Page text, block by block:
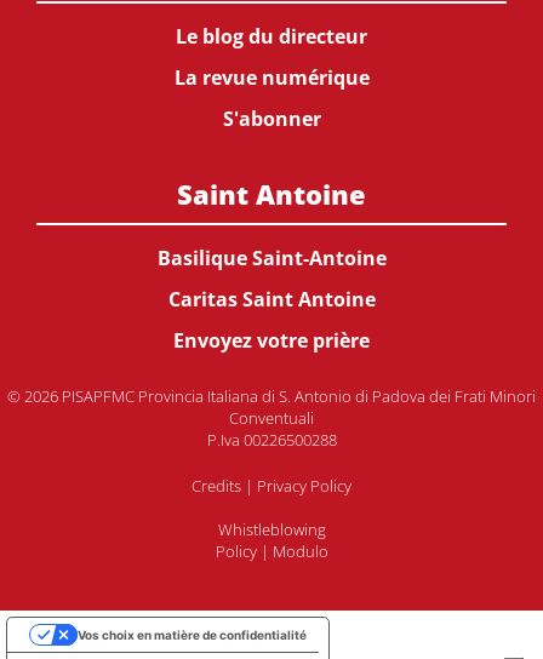
Le blog du directeur
La revue numérique
S'abonner
Saint Antoine
Basilique Saint-Antoine
Caritas Saint Antoine
Envoyez votre prière
© 2026 PISAPFMC Provincia Italiana di S. Antonio di Padova dei Frati Minori
Conventuali
P.Iva 00226500288
Credits | Privacy Policy
Whistleblowing
Policy| Modulo
Vos choix en matière de confidentialité